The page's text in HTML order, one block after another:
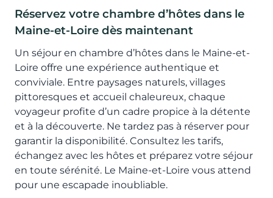
Réservez votre chambre d’hôtes dans le
Maine-et-Loire dès maintenant
Un séjour en chambre d’hôtes dans le Maine-et-
Loire offre une expérience authentique et
conviviale. Entre paysages naturels, villages
pittoresques et accueil chaleureux, chaque
voyageur profite d’un cadre propice à la détente
et à la découverte. Ne tardez pas à réserver pour
garantir la disponibilité. Consultez les tarifs,
échangez avec les hôtes et préparez votre séjour
en toute sérénité. Le Maine-et-Loire vous attend
pour une escapade inoubliable.